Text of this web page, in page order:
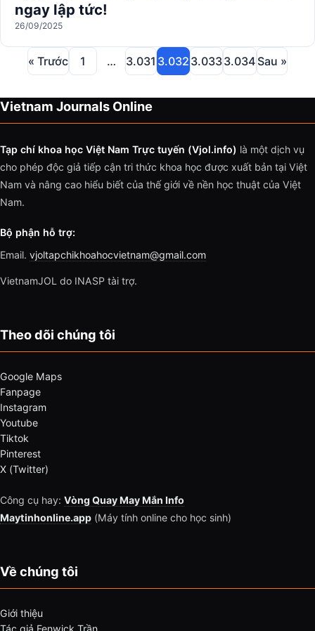
ngay lập tức!
26/09/2025
« Trước 1 … 3.031 3.032 3.0333.034 Sau »
Vietnam Journals Online
Tạp chí khoa học Việt Nam Trực tuyến (Vjol.info) là một dịch vụ
cho phép độc giả tiếp cận tri thức khoa học được xuất bản tại Việt
Nam và nâng cao hiểu biết của thế giới về nền học thuật của Việt
Nam.
Bộ phận hỗ trợ:
Email. vjoltapchikhoahocvietnam@gmail.com
VietnamJOL do INASP tài trợ.
Theo dõi chúng tôi
Google Maps
Fanpage
Instagram
Youtube
Tiktok
Pinterest
X (Twitter)
Công cụ hay: Vòng Quay May Mắn Info
Maytinhonline.app (Máy tính online cho học sinh)
Về chúng tôi
Giới thiệu
Tác giả Fenwick Trần